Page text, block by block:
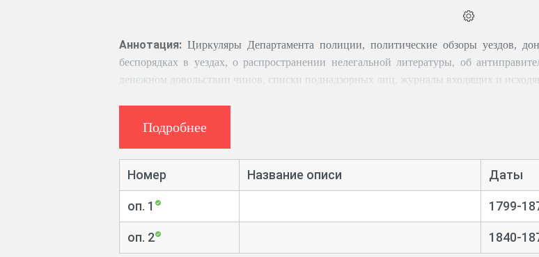
Аннотация: Циркуляры Департамента полиции, политические обзоры уездов,
беспорядках в уездах, о распространении нелегальной литературы, об
денежном довольствии чинов, списки поднадзорных лиц, журналы входящих и
Подробнее
Номер Название описи Даты
оп. 1 1799-
оп. 2 1840-